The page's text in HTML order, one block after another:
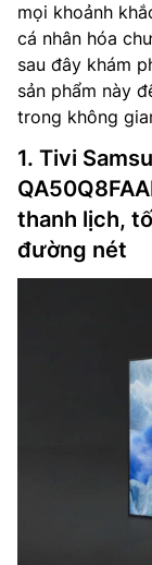
mọi khoảnh
cá nhân hóa
sau đây khám
sản phẩm này
trong không
1. Tivi
thanh lịch,
đường nét